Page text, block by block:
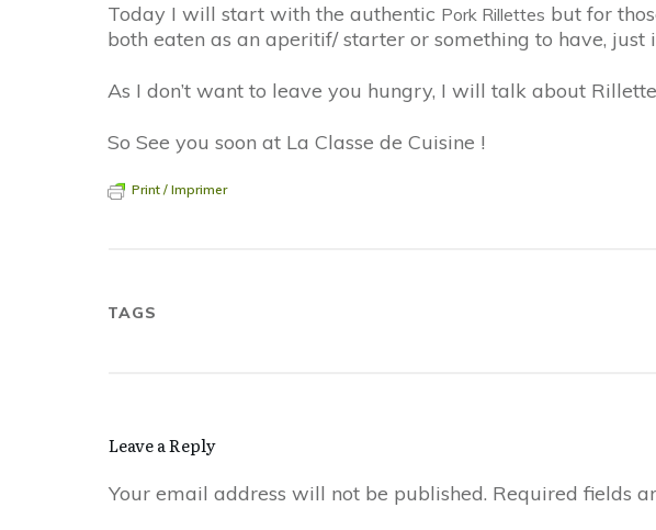
Today I will start with the authentic Pork Rillettes but for
both eaten as an aperitif/ starter or something to have, just
As I don’t want to leave you hungry, I will talk about
So See you soon at La Classe de Cuisine !
Print / Imprimer
TAGS
Leave a Reply
Your email address will not be published. Required fields